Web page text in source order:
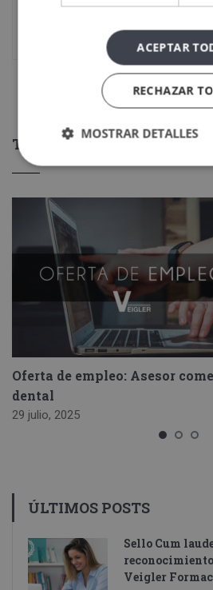
TAMBIÉN TE PUEDE
Oferta de empleo: Asesor
dental
29 julio, 2025
ÚLTIMOS POSTS
Sello Cum
Veigler
ACEPTAR
RECHAZAR
MOSTRAR DETALLES